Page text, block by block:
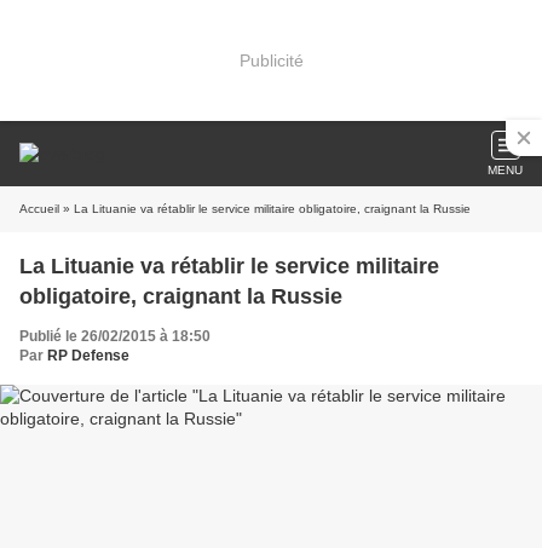
Publicité
MENU
Accueil » La Lituanie va rétablir le service militaire obligatoire, craignant la Russie
La Lituanie va rétablir le service militaire
obligatoire, craignant la Russie
Publié le 26/02/2015 à 18:50
Par RP Defense